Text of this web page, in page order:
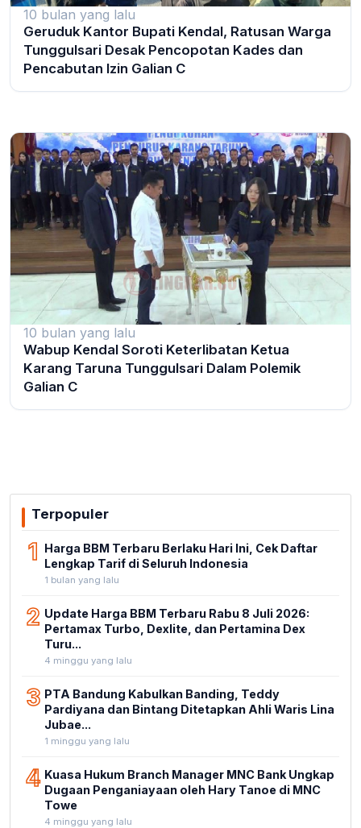
10 bulan yang lalu
Geruduk Kantor Bupati Kendal, Ratusan Warga
Tunggulsari Desak Pencopotan Kades dan
Pencabutan Izin Galian C
10 bulan yang lalu
Wabup Kendal Soroti Keterlibatan Ketua
Karang Taruna Tunggulsari Dalam Polemik
Galian C
Terpopuler
1 Harga BBM Terbaru Berlaku Hari Ini, Cek Daftar
Lengkap Tarif di Seluruh Indonesia
1 bulan yang lalu
2 Update Harga BBM Terbaru Rabu 8 Juli 2026:
Pertamax Turbo, Dexlite, dan Pertamina Dex
Turu...
4 minggu yang lalu
3 PTA Bandung Kabulkan Banding, Teddy
Pardiyana dan Bintang Ditetapkan Ahli Waris Lina
Jubae...
1 minggu yang lalu
4 Kuasa Hukum Branch Manager MNC Bank Ungkap
Dugaan Penganiayaan oleh Hary Tanoe di MNC
Towe
4 minggu yang lalu